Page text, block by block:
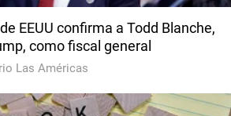
EEUU confirma a Todd Blanche,
como fiscal general
Las Américas